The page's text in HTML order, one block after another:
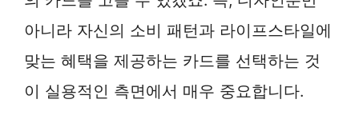
아니라 자신의 소비 패턴과 라이프스타일에
맞는 혜택을 제공하는 카드를 선택하는 것
이 실용적인 측면에서 매우 중요합니다.